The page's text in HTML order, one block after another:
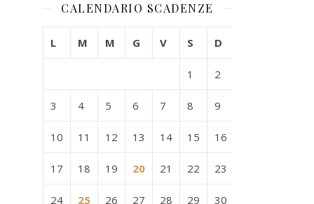
CALENDARIO SCADENZE
L M M G V S D
1 2
3 4 5 6 7 8 9
10 11 12 13 14 15 16
17 18 19 20 21 22 23
24 25 26 27 28 29 30